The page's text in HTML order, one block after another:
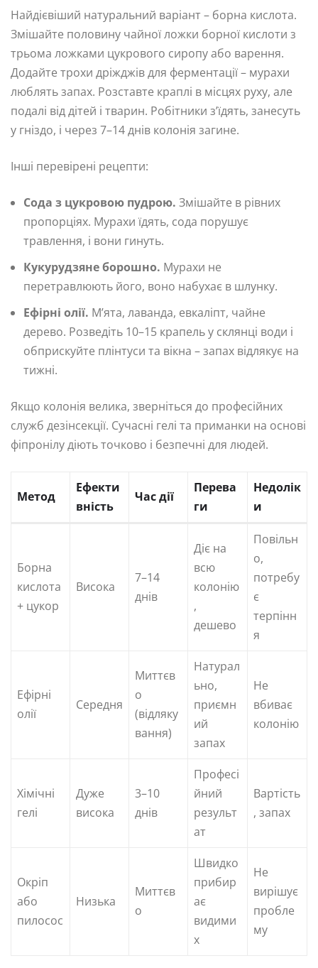
Найдієвіший натуральний варіант – борна кислота.
Змішайте половину чайної ложки борної кислоти з
трьома ложками цукрового сиропу або варення.
Додайте трохи дріжджів для ферментації – мурахи
люблять запах. Розставте краплі в місцях руху, але
подалі від дітей і тварин. Робітники з’їдять, занесуть
у гніздо, і через 7–14 днів колонія загине.
Інші перевірені рецепти:
Сода з цукровою пудрою. Змішайте в рівних
пропорціях. Мурахи їдять, сода порушує
травлення, і вони гинуть.
Кукурудзяне борошно. Мурахи не
перетравлюють його, воно набухає в шлунку.
Ефірні олії. М’ята, лаванда, евкаліпт, чайне
дерево. Розведіть 10–15 крапель у склянці води і
обприскуйте плінтуси та вікна – запах відлякує на
тижні.
Якщо колонія велика, зверніться до професійних
служб дезінсекції. Сучасні гелі та приманки на основі
фіпронілу діють точково і безпечні для людей.
Метод
Ефекти
вність
Час дії
Перева
ги
Недолік
и
Борна
кислота
+ цукор
Висока
7–14
днів
Діє на
всю
колонію
,
дешево
Повільн
о,
потребу
є
терпінн
я
Ефірні
олії
Середня
Миттєв
о
(відляку
вання)
Натурал
ьно,
приємн
ий
запах
Не
вбиває
колонію
Хімічні
гелі
Дуже
висока
3–10
днів
Професі
йний
результ
ат
Вартість
, запах
Окріп
або
пилосос
Низька
Миттєв
о
Швидко
прибир
ає
видими
х
Не
вирішує
пробле
му